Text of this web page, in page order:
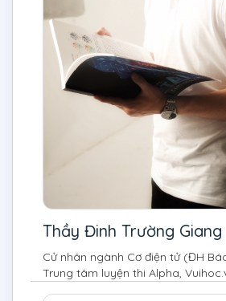
Thầy Đinh Trường Giang
Cử nhân ngành Cơ điện tử (ĐH
Trung tâm luyện thi Alpha,